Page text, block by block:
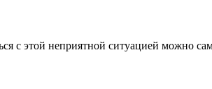
с этой неприятной ситуацией можно